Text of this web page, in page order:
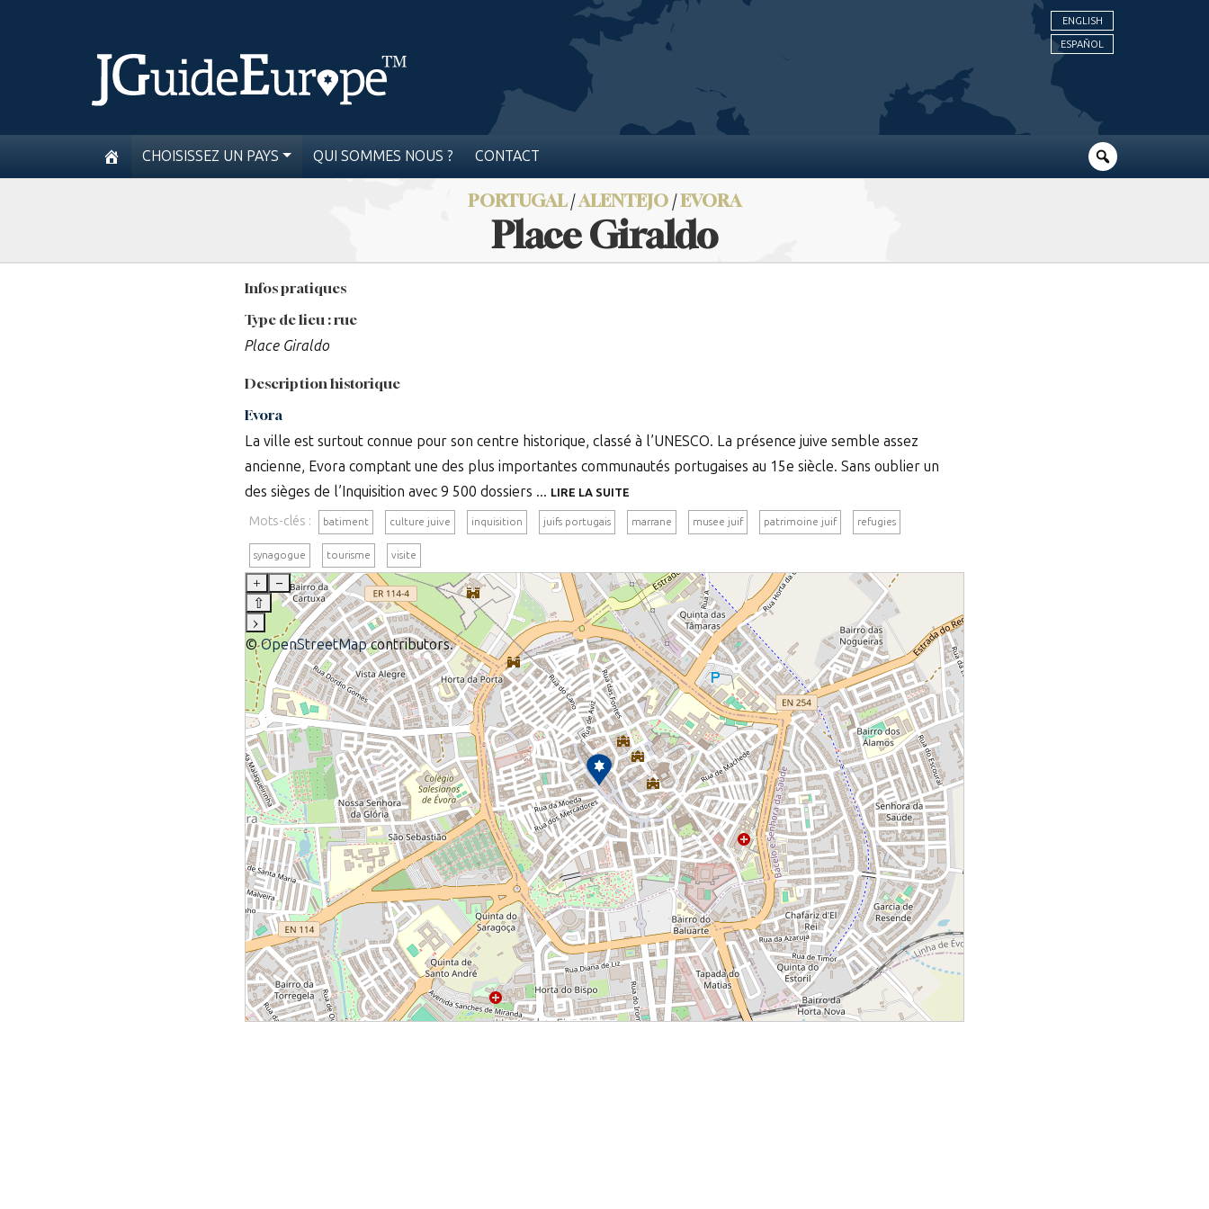
ENGLISH
ESPAÑOL
CHOISISSEZ UN PAYS QUI SOMMES NOUS ? CONTACT
PORTUGAL/ALENTEJO /EVORA
Place Giraldo
Infos pratiques
Type de lieu : rue
Place Giraldo
Description historique
Evora
La ville est surtout connue pour son centre historique, classé à l’UNESCO. La présence juive semble assez
ancienne, Evora comptant une des plus importantes communautés portugaises au 15e siècle. Sans oublier un
des sièges de l’Inquisition avec 9 500 dossiers ... LIRE LA SUITE
Mots-clés : batiment culture juive inquisition juifs portugais marrane musee juif patrimoine juif refugies
synagogue tourisme visite
+
–
⇧
›
©OpenStreetMapcontributors.